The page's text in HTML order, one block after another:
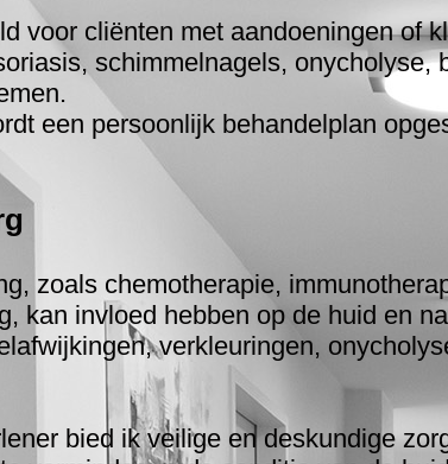
voor cliënten met aandoeningen of
schimmelnagels, onycholyse,
een persoonlijk behandelplan
zoals chemotherapie,
kan invloed hebben op de huid en
verkleuringen,
bied ik veilige en deskundige